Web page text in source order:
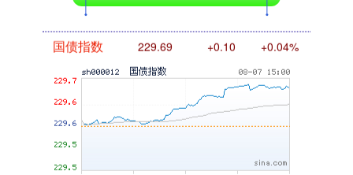
国债指数 229.69 +0.04%